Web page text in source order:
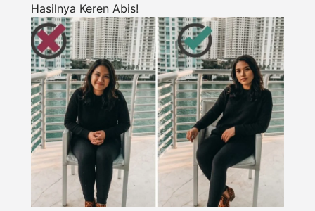
Hasilnya Keren Abis!